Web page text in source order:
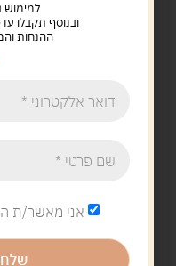
כובע מקסיקני ילדים
הוספה לסל
למימוש
ובנוסף תקבלו
ההנחות
אני מאשר/ת